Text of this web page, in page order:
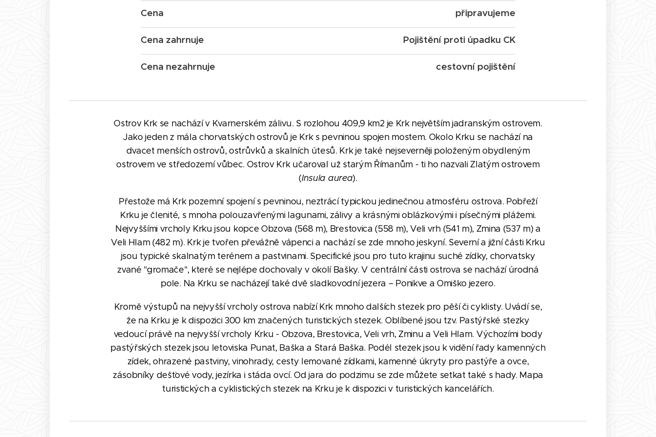
Cena připravujeme
Cena zahrnuje Pojištění proti úpadku CK
Cena nezahrnuje cestovní pojištění
Ostrov Krk se nachází v Kvarnerském zálivu. S rozlohou 409,9 km2 je Krk největším jadranským ostrovem.
Jako jeden z mála chorvatských ostrovů je Krk s pevninou spojen mostem. Okolo Krku se nachází na
dvacet menších ostrovů, ostrůvků a skalních útesů. Krk je také nejseverněji položeným obydleným
ostrovem ve středozemí vůbec. Ostrov Krk učaroval už starým Římanům - ti ho nazvali Zlatým ostrovem
(Insula aurea).
Přestože má Krk pozemní spojení s pevninou, neztrácí typickou jedinečnou atmosféru ostrova. Pobřeží
Krku je členité, s mnoha polouzavřenými lagunami, zálivy a krásnými oblázkovými i písečnými plážemi.
Nejvyššími vrcholy Krku jsou kopce Obzova (568 m), Brestovica (558 m), Veli vrh (541 m), Zmina (537 m) a
Veli Hlam (482 m). Krk je tvořen převážně vápenci a nachází se zde mnoho jeskyní. Severní a jižní části Krku
jsou typické skalnatým terénem a pastvinami. Specifické jsou pro tuto krajinu suché zídky, chorvatsky
zvané "gromače", které se nejlépe dochovaly v okolí Bašky. V centrální části ostrova se nachází úrodná
pole. Na Krku se nacházejí také dvě sladkovodní jezera – Ponikve a Omiško jezero.
Kromě výstupů na nejvyšší vrcholy ostrova nabízí Krk mnoho dalších stezek pro pěší či cyklisty. Uvádí se,
že na Krku je k dispozici 300 km značených turistických stezek. Oblíbené jsou tzv. Pastýřské stezky
vedoucí právě na nejvyšší vrcholy Krku - Obzova, Brestovica, Veli vrh, Zminu a Veli Hlam. Výchozími body
pastýřských stezek jsou letoviska Punat, Baška a Stará Baška. Podél stezek jsou k vidění řady kamenných
zídek, ohrazené pastviny, vinohrady, cesty lemované zídkami, kamenné úkryty pro pastýře a ovce,
zásobníky dešťové vody, jezírka i stáda ovcí. Od jara do podzimu se zde můžete setkat také s hady. Mapa
turistických a cyklistických stezek na Krku je k dispozici v turistických kancelářích.